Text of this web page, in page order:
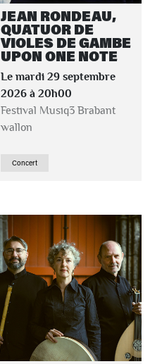
JEAN RONDEAU,
QUATUOR DE
VIOLES DE GAMBE
UPON ONE NOTE
Le mardi 29 septembre
2026 à 20h00
Festival Musiq3 Brabant
wallon
Concert